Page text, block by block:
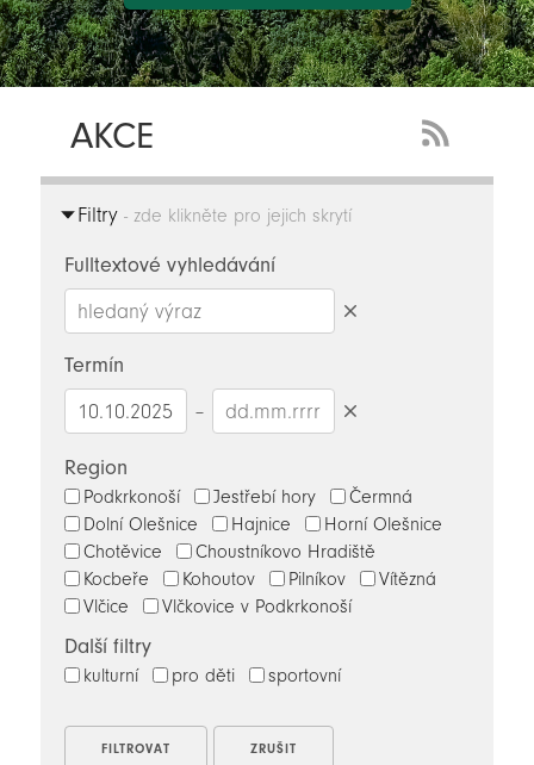
AKCE
Feed
Filtry- zde klikněte pro jejich skrytí
Fulltextové vyhledávání
Termín
–
Region
Podkrkonoší Jestřebí hory
Čermná
Dolní Olešnice
Hajnice
Horní Olešnice
Chotěvice
Choustníkovo Hradiště
Kocbeře
Kohoutov Pilníkov
Vítězná
Vlčice
Vlčkovice v Podkrkonoší
Další filtry
kulturní pro děti sportovní